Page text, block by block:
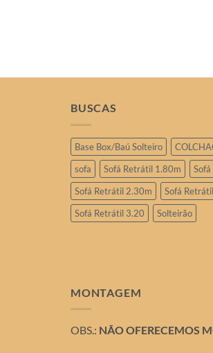
BUSCAS
Base Box/Baú Solteiro
sofa
Sofá Retrátil 1.80m
Sofá Retrátil 2.30m
Sofá
Sofá Retrátil 3.20
Solteirão
MONTAGEM
OBS.: NÃO OFERECEMOS